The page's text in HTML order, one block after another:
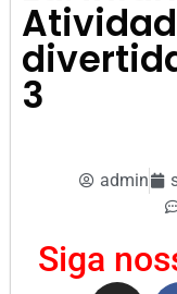
3
admin
Siga